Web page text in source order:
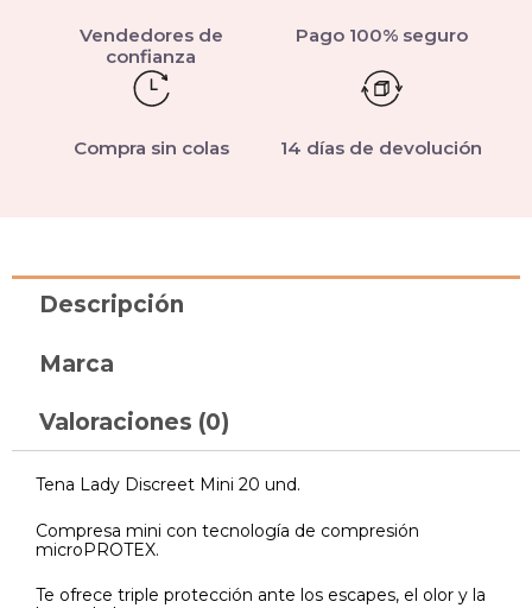
Vendedores de
confianza
Pago 100% seguro
Compra sin colas 14 días de devolución
Descripción
Marca
Valoraciones (0)
Tena Lady Discreet Mini 20 und.
Compresa mini con tecnología de compresión
microPROTEX.
Te ofrece triple protección ante los escapes, el olor y la